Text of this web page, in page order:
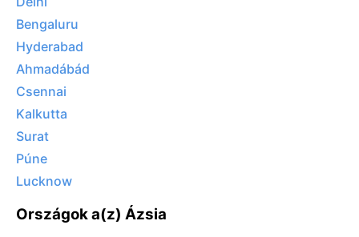
Bengaluru
Hyderabad
Ahmadábád
Csennai
Kalkutta
Surat
Púne
Lucknow
Országok a(z) Ázsia